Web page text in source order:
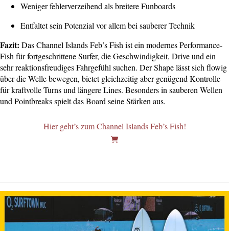
Weniger fehlerverzeihend als breitere Funboards
Entfaltet sein Potenzial vor allem bei sauberer Technik
Fazit: Das Channel Islands Feb’s Fish ist ein modernes Performance-
Fish für fortgeschrittene Surfer, die Geschwindigkeit, Drive und ein
sehr reaktionsfreudiges Fahrgefühl suchen. Der Shape lässt sich flowig
über die Welle bewegen, bietet gleichzeitig aber genügend Kontrolle
für kraftvolle Turns und längere Lines. Besonders in sauberen Wellen
und Pointbreaks spielt das Board seine Stärken aus.
Hier geht’s zum Channel Islands Feb’s Fish!